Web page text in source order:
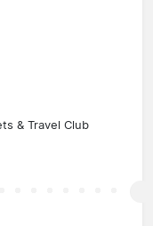
& Travel Club